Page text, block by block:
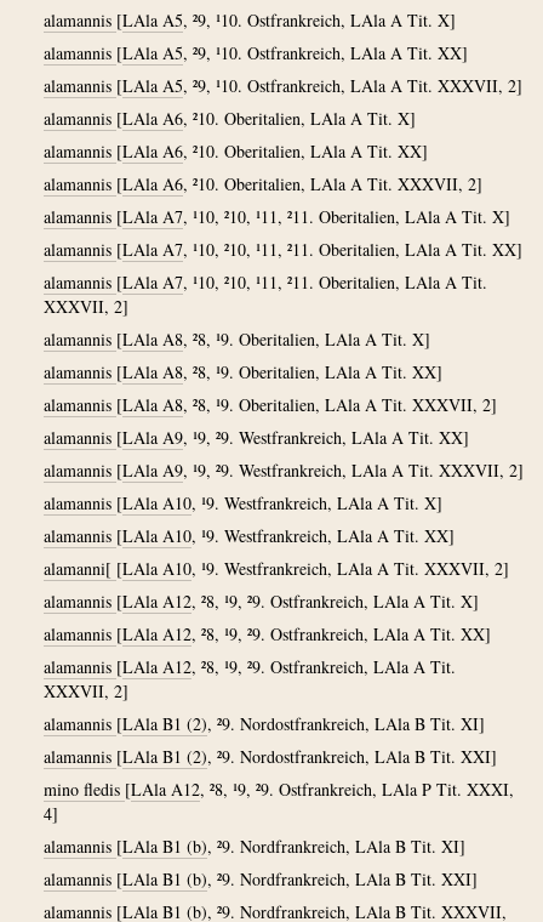
alamannis [LAla A5, ²9, ¹10. Ostfrankreich, LAla A Tit. X]
alamannis [LAla A5, ²9, ¹10. Ostfrankreich, LAla A Tit. XX]
alamannis [LAla A5, ²9, ¹10. Ostfrankreich, LAla A Tit. XXXVII, 2]
alamannis [LAla A6, ²10. Oberitalien, LAla A Tit. X]
alamannis [LAla A6, ²10. Oberitalien, LAla A Tit. XX]
alamannis [LAla A6, ²10. Oberitalien, LAla A Tit. XXXVII, 2]
alamannis [LAla A7, ¹10, ²10, ¹11, ²11. Oberitalien, LAla A Tit. X]
alamannis [LAla A7, ¹10, ²10, ¹11, ²11. Oberitalien, LAla A Tit. XX]
alamannis [LAla A7, ¹10, ²10, ¹11, ²11. Oberitalien, LAla A Tit.
XXXVII, 2]
alamannis [LAla A8, ²8, ¹9. Oberitalien, LAla A Tit. X]
alamannis [LAla A8, ²8, ¹9. Oberitalien, LAla A Tit. XX]
alamannis [LAla A8, ²8, ¹9. Oberitalien, LAla A Tit. XXXVII, 2]
alamannis [LAla A9, ¹9, ²9. Westfrankreich, LAla A Tit. XX]
alamannis [LAla A9, ¹9, ²9. Westfrankreich, LAla A Tit. XXXVII, 2]
alamannis [LAla A10, ¹9. Westfrankreich, LAla A Tit. X]
alamannis [LAla A10, ¹9. Westfrankreich, LAla A Tit. XX]
alamanni[ [LAla A10, ¹9. Westfrankreich, LAla A Tit. XXXVII, 2]
alamannis [LAla A12, ²8, ¹9, ²9. Ostfrankreich, LAla A Tit. X]
alamannis [LAla A12, ²8, ¹9, ²9. Ostfrankreich, LAla A Tit. XX]
alamannis [LAla A12, ²8, ¹9, ²9. Ostfrankreich, LAla A Tit.
XXXVII, 2]
alamannis [LAla B1 (2), ²9. Nordostfrankreich, LAla B Tit. XI]
alamannis [LAla B1 (2), ²9. Nordostfrankreich, LAla B Tit. XXI]
mino fledis [LAla A12, ²8, ¹9, ²9. Ostfrankreich, LAla P Tit. XXXI,
4]
alamannis [LAla B1 (b), ²9. Nordfrankreich, LAla B Tit. XI]
alamannis [LAla B1 (b), ²9. Nordfrankreich, LAla B Tit. XXI]
alamannis [LAla B1 (b), ²9. Nordfrankreich, LAla B Tit. XXXVII,